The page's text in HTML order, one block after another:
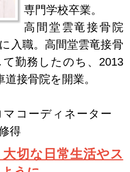
専門学校卒業。
高間堂雲竜接骨院
入職。高間堂雲竜接骨
勤務したのち、2013
接骨院を開業。
コーディネーター
得
切な日常生活やス